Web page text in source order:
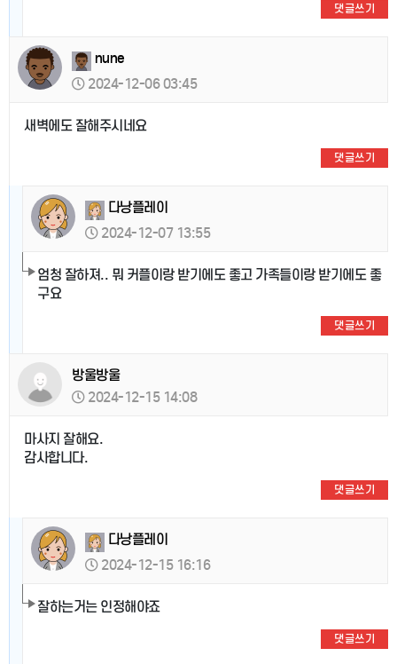
댓글쓰기
nune
2024-12-06 03:45
새벽에도 잘해주시네요
댓글쓰기
다낭플레이
2024-12-07 13:55
엄청 잘하져.. 뭐 커플이랑 받기에도 좋고 가족들이랑 받기에도 좋
구요
댓글쓰기
방울방울
2024-12-15 14:08
마사지 잘해요.
감사합니다.
댓글쓰기
다낭플레이
2024-12-15 16:16
잘하는거는 인정해야죠
댓글쓰기